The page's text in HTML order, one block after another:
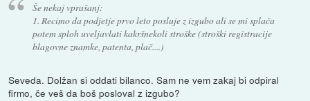
Še nekaj vprašanj:
1. Recimo da podjetje prvo leto posluje z izgubo ali se mi splača
potem sploh uveljavlati kakršnekoli stroške (stroški registracije
blagovne znamke, patenta, plač....)
Seveda. Dolžan si oddati bilanco. Sam ne vem zakaj bi odpiral
firmo, če veš da boš posloval z izgubo?